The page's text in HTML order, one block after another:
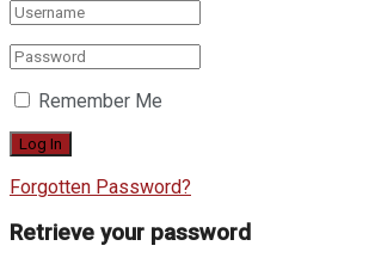
Remember Me
Forgotten Password?
Retrieve your password